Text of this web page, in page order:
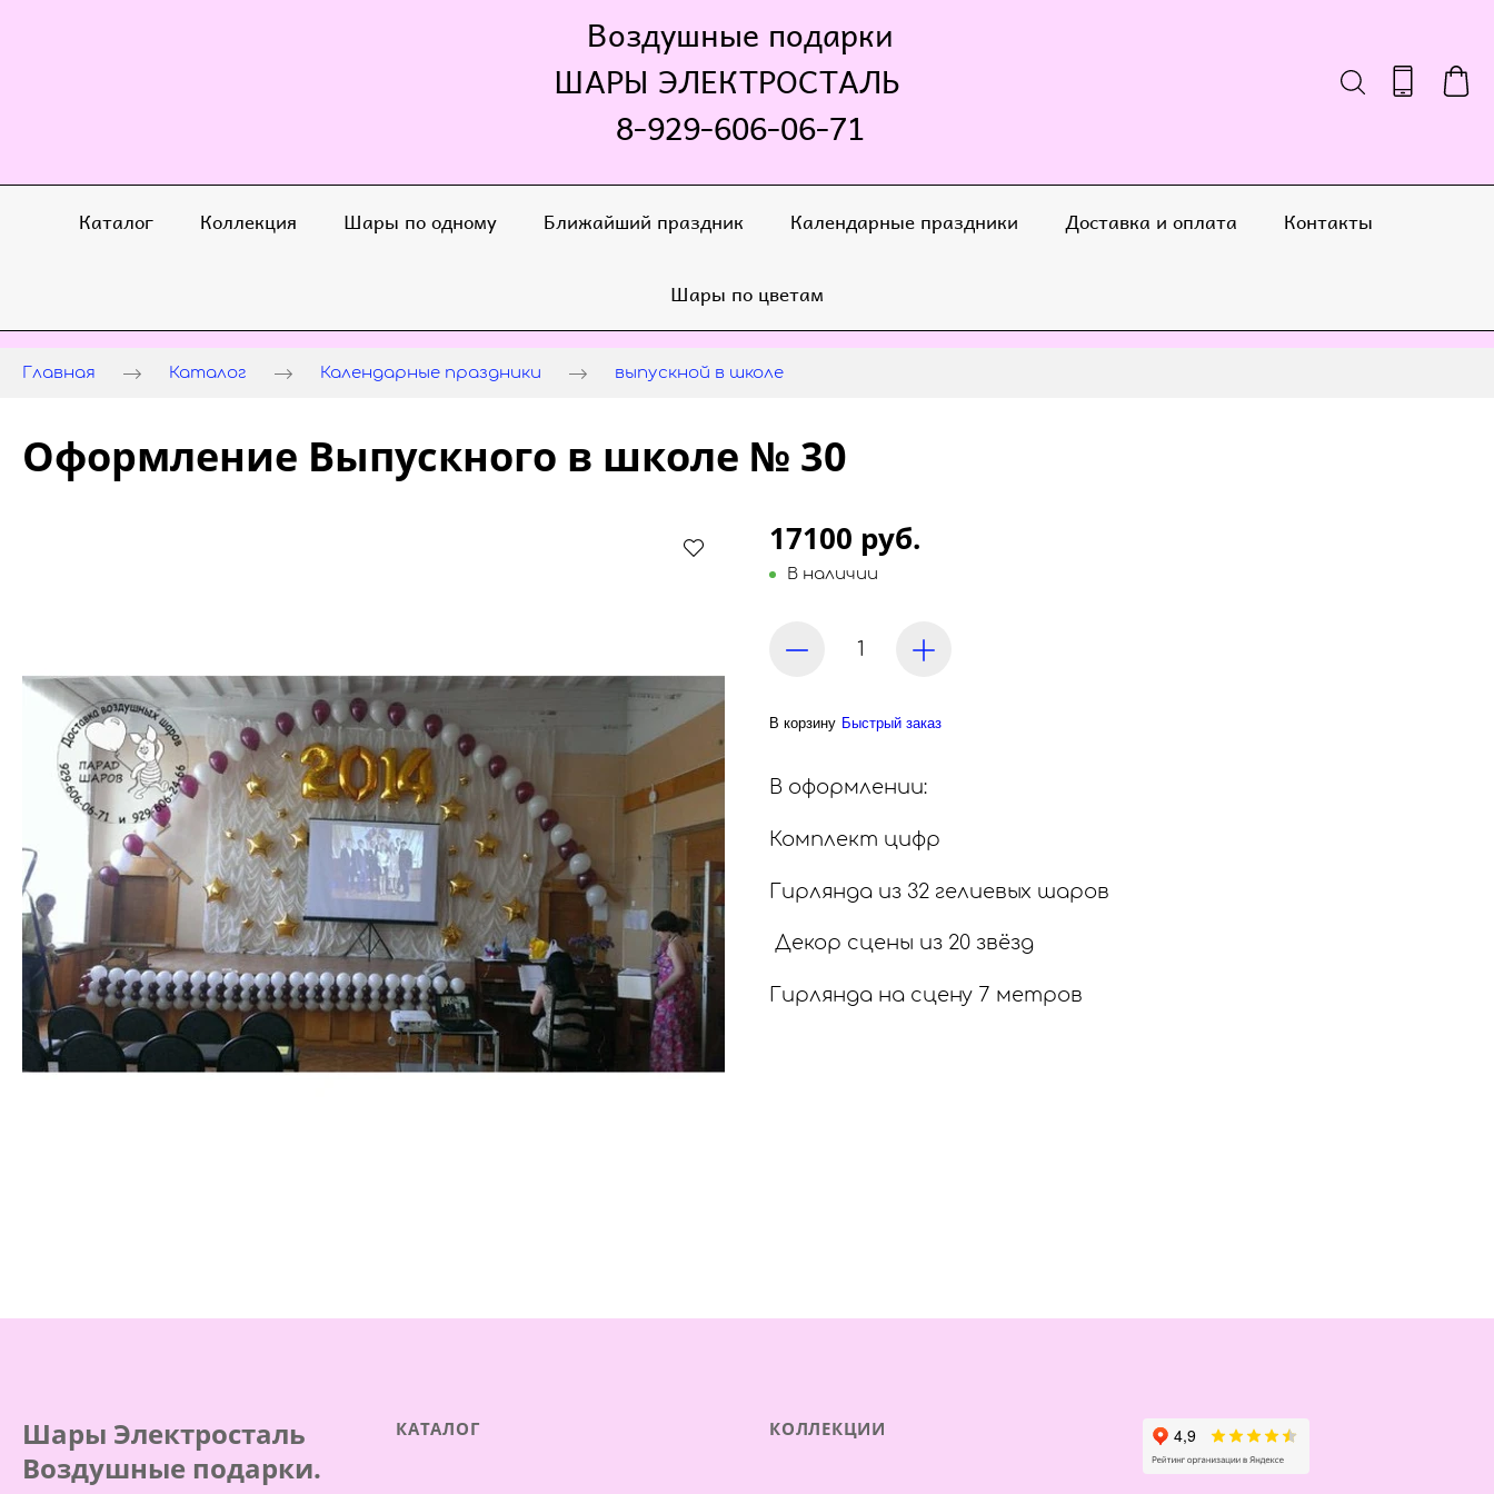
Воздушные подарки
ШАРЫ ЭЛЕКТРОСТАЛЬ
8-929-606-06-71
Каталог Коллекция Шары по одному Ближайший праздник Календарные праздники Доставка и оплата Контакты
Шары по цветам
Главная Каталог Календарные праздники выпускной в школе
Оформление Выпускного в школе № 30
17100 руб.
В наличии
В корзину Быстрый заказ
В оформлении:
Комплект цифр
Гирлянда из 32 гелиевых шаров
Декор сцены из 20 звёзд
Гирлянда на сцену 7 метров
Шары Электросталь
Воздушные подарки.
КАТАЛОГ КОЛЛЕКЦИИ